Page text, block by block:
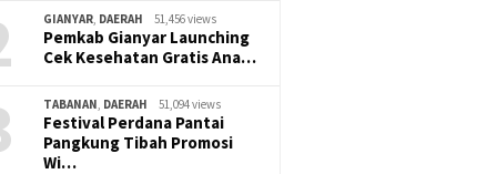
GIANYAR, DAERAH 51,456 views
Pemkab Gianyar Launching
Cek Kesehatan Gratis Ana…
TABANAN, DAERAH 51,094 views
Festival Perdana Pantai
Pangkung Tibah Promosi
Wi…